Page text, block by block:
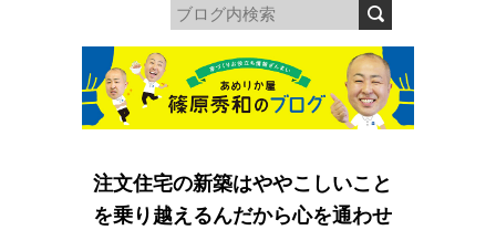
注文住宅の新築はややこしいこと
を乗り越えるんだから心を通わせ